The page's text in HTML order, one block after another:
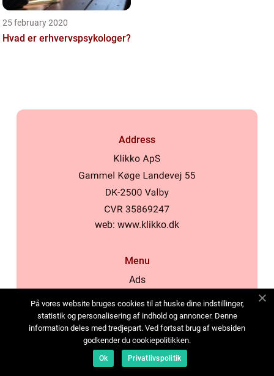
25 february 2020
Hvad er erhvervspsykologer?
Address
web: www.klikko.dk
Menu
Ads
Cookies
Contact
Sitemap
På vores website bruges cookies til at huske dine indstillinger,
statistik og personalisering af indhold og annoncer. Denne
information deles med tredjepart. Ved fortsat brug af websiden
godkender du cookiepolitikken.
Ok Privatlivspolitik